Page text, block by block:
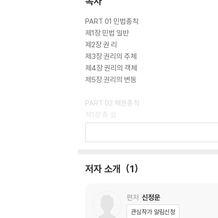
본서를 통하여 전체를 빠른 시간에 정리할 수
생에게 행운이 가득하길 바라며 민법정리에 조
2025년 9월 21일
편저자 신정운 드림
PART 01 민법총칙
제1장 민법 일반
제2장 권 리
제3장 권리의 주체
제4장 권리의 객체
제5장 권리의 변동
PART 02 채권총칙
제1장 총 설
제2장 채권의 목적
제6장 채권의 소멸
PART 03 채권각칙
제1장 계약 총칙
저자 소개 1
편저 신정운
관심작가 알림신청